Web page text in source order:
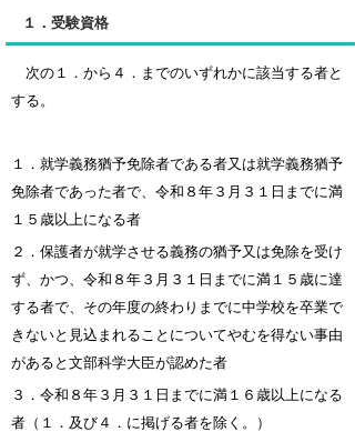
１．受験資格
次の１．から４．までのいずれかに該当する者と
する。
１．就学義務猶予免除者である者又は就学義務猶予
免除者であった者で、令和８年３月３１日までに満
１５歳以上になる者
２．保護者が就学させる義務の猶予又は免除を受け
ず、かつ、令和８年３月３１日までに満１５歳に達
する者で、その年度の終わりまでに中学校を卒業で
きないと見込まれることについてやむを得ない事由
があると文部科学大臣が認めた者
３．令和８年３月３１日までに満１６歳以上になる
者（１．及び４．に掲げる者を除く。）